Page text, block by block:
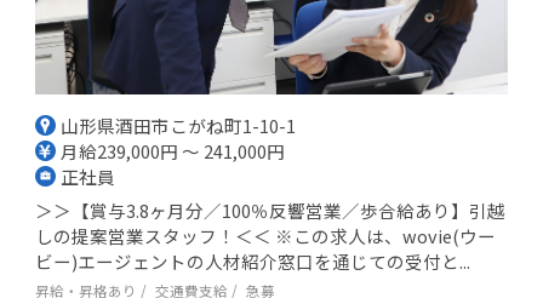
山形県酒田市こがね町1-10-1
月給239,000円 ～ 241,000円
正社員
＞＞【賞与3.8ヶ月分／100％反響営業／歩合給あり】引越
しの提案営業スタッフ！＜＜ ※この求人は、wovie(ウー
ビー)エージェントの人材紹介窓口を通じての受付と...
昇給・昇格あり 交通費支給 急募